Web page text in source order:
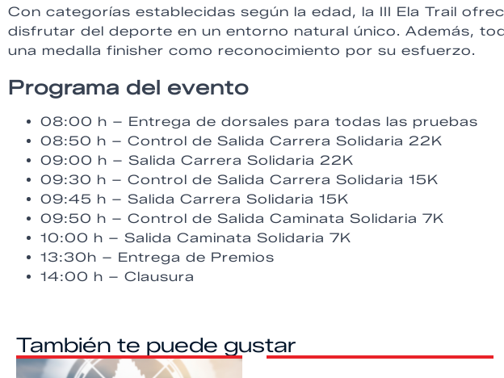
Con categorías establecidas según la edad, la III Ela Trail
disfrutar del deporte en un entorno natural único. Además,
una medalla finisher como reconocimiento por su esfuerzo.
Programa del evento
08:00 h – Entrega de dorsales para todas las pruebas
08:50 h – Control de Salida Carrera Solidaria 22K
09:00 h – Salida Carrera Solidaria 22K
09:30 h – Control de Salida Carrera Solidaria 15K
09:45 h – Salida Carrera Solidaria 15K
09:50 h – Control de Salida Caminata Solidaria 7K
10:00 h – Salida Caminata Solidaria 7K
13:30h – Entrega de Premios
14:00 h – Clausura
También te puede gustar